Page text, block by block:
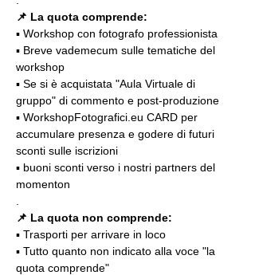
📌 La quota comprende:
▪️ Workshop con fotografo professionista
▪️ Breve vademecum sulle tematiche del
workshop
▪️ Se si è acquistata "Aula Virtuale di
gruppo" di commento e post-produzione
▪️ WorkshopFotografici.eu CARD per
accumulare presenza e godere di futuri
sconti sulle iscrizioni
▪️ buoni sconti verso i nostri partners del
momenton
📌 La quota non comprende:
▪️ Trasporti per arrivare in loco
▪️ Tutto quanto non indicato alla voce "la
quota comprende"